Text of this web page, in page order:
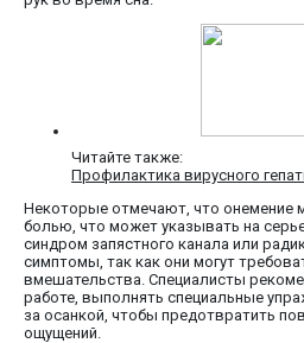
Читайте также:
Профилактика вирусного
Некоторые отмечают, что онемение
болью, что может указывать на
синдром запястного канала или
симптомы, так как они могут
вмешательства. Специалисты
работе, выполнять специальные
за осанкой, чтобы предотвратить
ощущений.